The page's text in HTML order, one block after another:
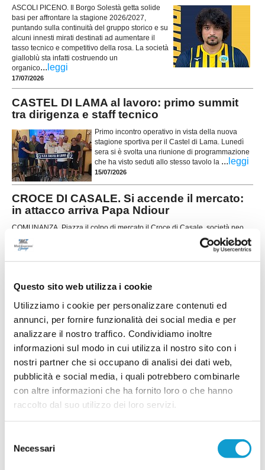
Questo sito web utilizza i cookie
Utilizziamo i cookie per personalizzare contenuti ed
annunci, per fornire funzionalità dei social media e per
analizzare il nostro traffico. Condividiamo inoltre
informazioni sul modo in cui utilizza il nostro sito con i
nostri partner che si occupano di analisi dei dati web,
pubblicità e social media, i quali potrebbero combinarle
con altre informazioni che ha fornito loro o che hanno
raccolto dal suo utilizzo dei loro servizi.
delNecessari
ASCOLI PICENO. Il Borgo Solestà getta solide
basi per affrontare la stagione 2026/2027,
puntando sulla continuità del gruppo storico e su
alcuni innesti mirati destinati ad aumentare il
tasso tecnico e competitivo della rosa. La società
gialloblù sta infatti costruendo un
organico... leggi
17/07/2026
CASTEL DI LAMA al lavoro: primo summit
tra dirigenza e staff tecnico
Primo incontro operativo in vista della nuova
stagione sportiva per il Castel di Lama. Lunedì
sera si è svolta una riunione di programmazione
che ha visto seduti allo stesso tavolo la ... leggi
15/07/2026
CROCE DI CASALE. Si accende il mercato:
in attacco arriva Papa Ndiour
COMUNANZA. Piazza il colpo di mercato il Croce di Casale, società neo
promossa in Seconda categoria. Nelle ultime ore la dirigenza bianco-verde
capitanata dal presidente Marco Antognozzi ha acquisito le prestazioni
GROTTAMMARE. Spazio ai giovani:
Nannuzzi e Fradiani in prima squadra
Il Grottammare continua a investire sul proprio
di prospettiva in vista della stagione 2026-2027.
Faranno parte della preparazione estiva agli
Simo... leggi
14/07/2026
ASCOLI PICENO. Il Monticelli Calcio comunica